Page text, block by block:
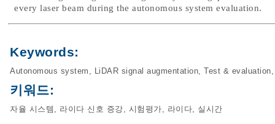
every laser beam during the autonomous system evaluation.
Keywords:
Autonomous system , LiDAR signal augmentation, Test & evaluation
키워드:
자율 시스템 , 라이다 신호 증강, 시험평가, 라이다, 실시간